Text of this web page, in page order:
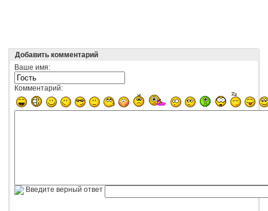
Добавить комментарий
Ваше имя:
Комментарий:
Введите верный ответ